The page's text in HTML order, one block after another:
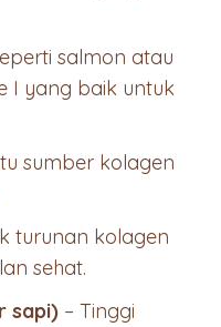
salmon atau
I yang baik untuk
sumber kolagen
turunan kolagen
sehat.
sapi) – Tinggi